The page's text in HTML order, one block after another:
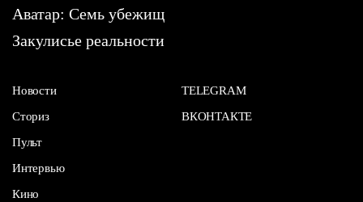
Аватар: Семь убежищ
Закулисье реальности
Новости
Сториз
Пульт
Интервью
Кино
TELEGRAM
ВКОНТАКТЕ